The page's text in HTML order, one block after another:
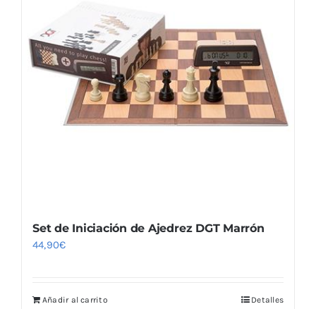
Set de Iniciación de Ajedrez DGT Marrón
44,90€
Añadir al carrito Detalles